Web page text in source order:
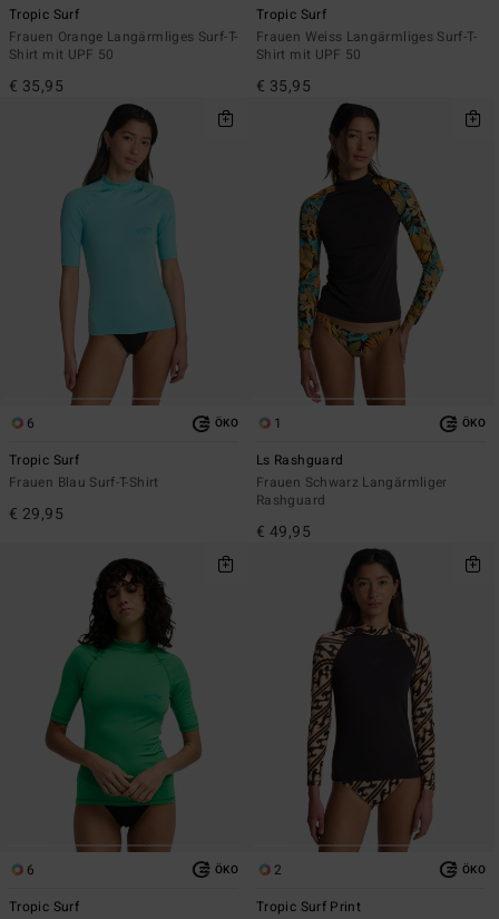
Tropic Surf
Frauen Orange Langärmliges Surf-T-
Shirt mit UPF 50
€ 35,95
Tropic Surf
Frauen Weiss Langärmliges Surf-T-
Shirt mit UPF 50
€ 35,95
6 ÖKO
Tropic Surf
Frauen Blau Surf-T-Shirt
€ 29,95
1 ÖKO
Ls Rashguard
Frauen Schwarz Langärmliger
Rashguard
€ 49,95
6 ÖKO
Tropic Surf
2 ÖKO
Tropic Surf Print